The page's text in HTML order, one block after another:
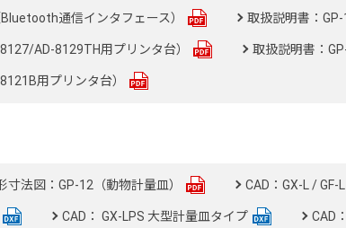
通信インタフェース） 取扱説明書：GP-
AD-8129TH用プリンタ台） 取扱説明書：
用プリンタ台）
寸法図：GP-12（動物計量皿） CAD：GX-L / GF-
CAD： GX-LPS 大型計量皿タイプ CAD